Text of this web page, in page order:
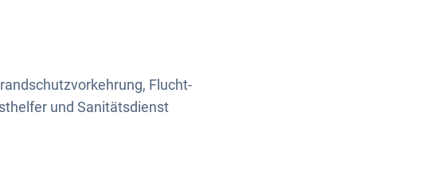
Flucht-
und Sanitätsdienst